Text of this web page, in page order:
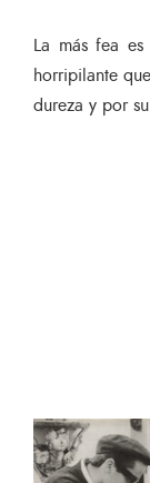
La más fea es
horripilante
dureza y por